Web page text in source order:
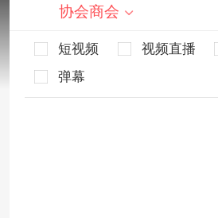
协会商会
短视频 视频直播
弹幕